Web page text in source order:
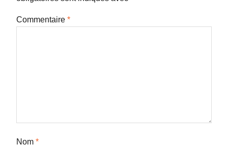
Commentaire *
Nom *